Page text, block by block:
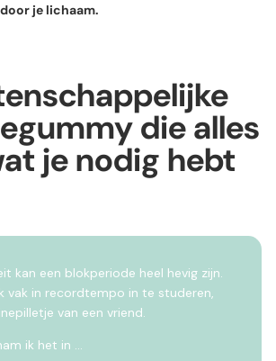
je lichaam.
die alles
je nodig hebt
kan een blokperiode heel hevig zijn.
vak in recordtempo in te studeren,
van een vriend.
ik het in …